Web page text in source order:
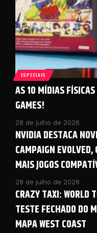
ESPECIAIS
AS 10 MÍDIAS
GAMES!
28 de julho de 2026
NVIDIA DESTACA
CAMPAIGN EVOLVED,
MAIS JOGOS
28 de julho de 2026
CRAZY TAXI: WORLD
TESTE FECHADO DO
MAPA WEST COAST